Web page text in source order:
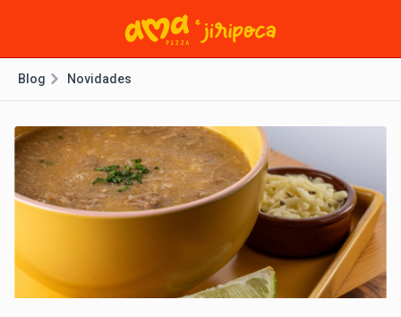
Blog Novidades